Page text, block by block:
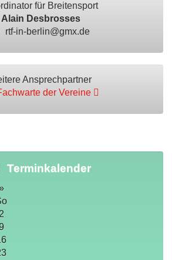
für Breitensport
Alain Desbrosses
rtf-in-berlin@gmx.de
Ansprechpartner
der Vereine
Terminkalender
2